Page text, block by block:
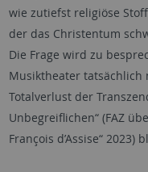
wie zutiefst religiöse
der das Christentum
Die Frage wird zu
Musiktheater tatsächlich
Totalverlust der
Unbegreiflichen“ (FAZ
François d’Assise“ 2023)